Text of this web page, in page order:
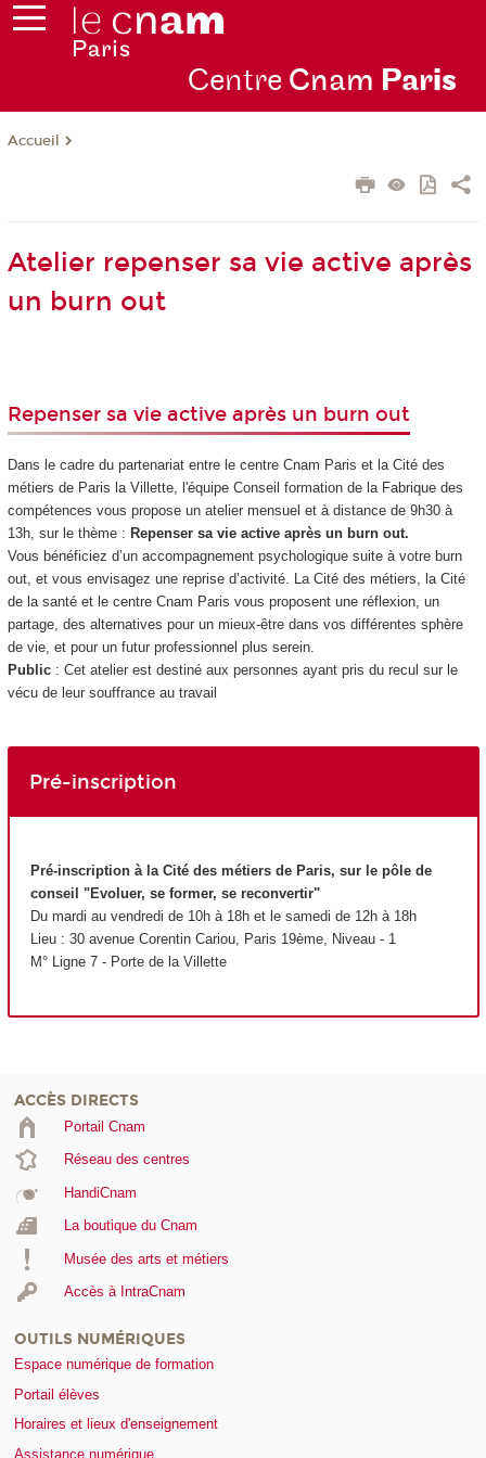
Centre Cnam Paris
Accueil
Atelier repenser sa vie active après
un burn out
Repenser sa vie active après un burn out
Dans le cadre du partenariat entre le centre Cnam Paris et la Cité des
métiers de Paris la Villette, l'équipe Conseil formation de la Fabrique des
compétences vous propose un atelier mensuel et à distance de 9h30 à
13h, sur le thème : Repenser sa vie active après un burn out.
Vous bénéficiez d’un accompagnement psychologique suite à votre burn
out, et vous envisagez une reprise d’activité. La Cité des métiers, la Cité
de la santé et le centre Cnam Paris vous proposent une réflexion, un
partage, des alternatives pour un mieux-être dans vos différentes sphère
de vie, et pour un futur professionnel plus serein.
Public : Cet atelier est destiné aux personnes ayant pris du recul sur le
vécu de leur souffrance au travail
Pré-inscription
Pré-inscription à la Cité des métiers de Paris, sur le pôle de
conseil "Evoluer, se former, se reconvertir"
Du mardi au vendredi de 10h à 18h et le samedi de 12h à 18h
Lieu : 30 avenue Corentin Cariou, Paris 19ème , Niveau - 1
M° Ligne 7 - Porte de la Villette
ACCÈS DIRECTS
Portail Cnam
Réseau des centres
HandiCnam
La boutique du Cnam
Musée des arts et métiers
Accès à IntraCnam
OUTILS NUMÉRIQUES
Espace numérique de formation
Portail élèves
Horaires et lieux d'enseignement
Assistance numérique